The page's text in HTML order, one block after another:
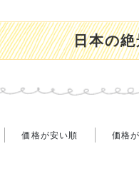
日本の
価格が安い順 価格